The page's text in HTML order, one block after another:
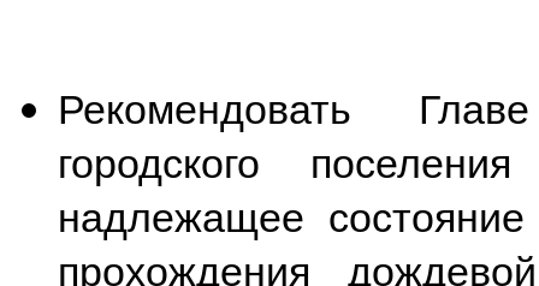
Рекомендовать
городского
надлежащее
прохождения